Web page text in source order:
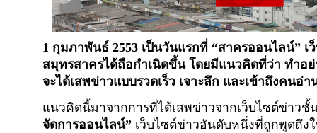
1 กุมภาพันธ์ 2553 เป็นวันแรกที่ “สาครออนไลน์” เ
สมุทรสาครได้ถือกำเนิดขึ้น โดยมีแนวคิดที่ว่า ทำอ
จะได้เสพข่าวแบบรวดเร็ว เจาะลึก และเข้าถึงคนอ่
แนวคิดนี้มาจากการที่ได้เสพข่าวจากเว็บไซต์ข่าวชั้
จัดการออนไลน์” เว็บไซต์ข่าวอันดับหนึ่งที่ถูกพูดถึง